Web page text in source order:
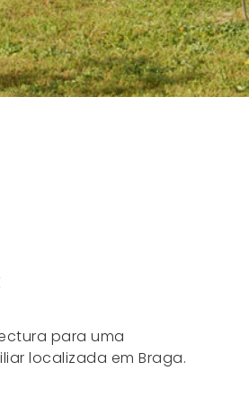
para uma
localizada em Braga.